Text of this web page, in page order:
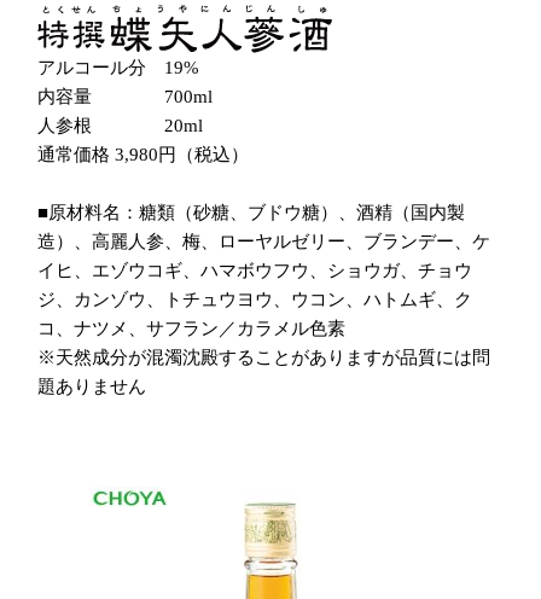
アルコール分 19%
内容量 700ml
人参根 20ml
通常価格 3,980円（税込）
■原材料名：糖類（砂糖、ブドウ糖）、酒精（国内製
造）、高麗人参、梅、ローヤルゼリー、ブランデー、ケ
イヒ、エゾウコギ、ハマボウフウ、ショウガ、チョウ
ジ、カンゾウ、トチュウヨウ、ウコン、ハトムギ、ク
コ、ナツメ、サフラン／カラメル色素
※天然成分が混濁沈殿することがありますが品質には問
題ありません